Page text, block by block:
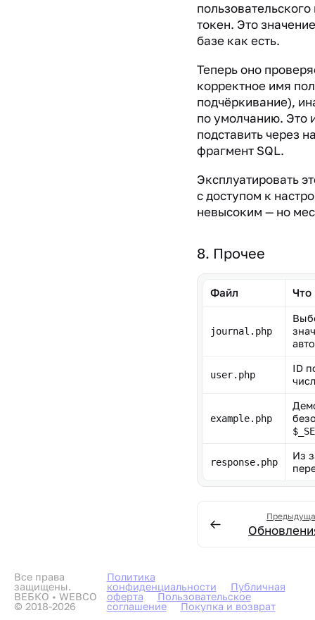
токен. Это
базе как есть.
Теперь оно
корректное имя
подчёркивание),
по умолчанию. Это
подставить через
фрагмент SQL.
Эксплуатировать
с доступом к
невысоким — но
8. Прочее
Файл Что
journal.php
user.php
ID
example.php
response.php
Из
Все права
защищены.
ВЕБКО • WEBCO
© 2018-2026
Политика
конфиденциальности
Публичная
оферта
Пользовательское
соглашение
Покупка и возврат